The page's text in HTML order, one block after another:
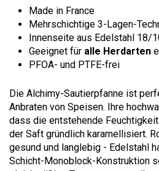
Made in France
Mehrschichtige 3-Lagen-
Innenseite aus Edelstahl 18/
Geeignet für alle Herdarten
PFOA- und PTFE-frei
Die Alchimy-Sautierpfanne ist
Anbraten von Speisen. Ihre
dass die entstehende
der Saft gründlich karamellisiert.
gesund und langlebig - Edelstahl
Schicht-Monoblock-Konstruktion